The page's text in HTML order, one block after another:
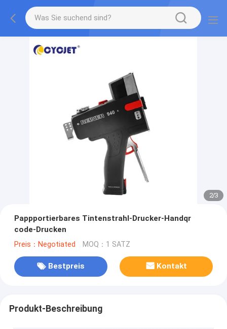
2/3
Pappportierbares Tintenstrahl-Drucker-Handqr
code-Drucken
Preis：Negotiated MOQ：1 SATZ
Bestpreis Kontakt
Produkt-Beschreibung